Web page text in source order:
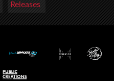
Releases